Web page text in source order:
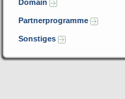
Domain
Partnerprogramme
Sonstiges